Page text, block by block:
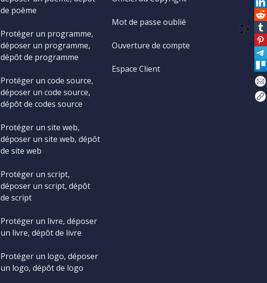
de poème
Protéger un programme,
déposer un programme,
dépôt de programme
Protéger un code source,
déposer un code source,
dépôt de codes source
Protéger un site web,
déposer un site web, dépôt
de site web
Protéger un script,
déposer un script, dépôt
de script
Protéger un livre, déposer
un livre, dépôt de livre
Protéger un logo, déposer
un logo, dépôt de logo
Mot de passe oublié
Ouverture de compte
Espace Client